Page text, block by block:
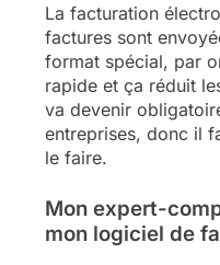
La facturation
factures sont
format spécial, par
rapide et ça réduit
va devenir
entreprises, donc il
le faire.
Mon expert-
mon logiciel de